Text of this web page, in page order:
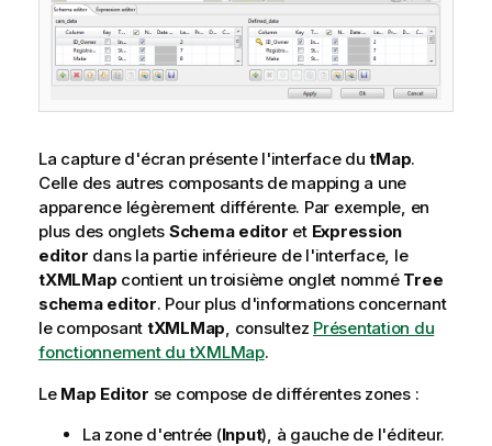
La capture d'écran présente l'interface dutMap.
Celle des autres composants de mapping a une
apparence légèrement différente. Par exemple, en
plus des onglets Schema editor et Expression
editor dans la partie inférieure de l'interface, le
tXMLMap contient un troisième onglet nommé Tree
schema editor. Pour plus d'informations concernant
le composant tXMLMap, consultez Présentation du
fonctionnement du tXMLMap.
Le Map Editor se compose de différentes zones :
La zone d'entrée (Input), à gauche de l'éditeur.